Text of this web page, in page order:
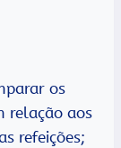
os
relação aos
refeições;